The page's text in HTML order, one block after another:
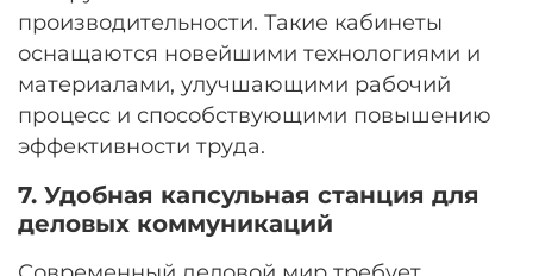
производительности. Такие кабинеты
оснащаются новейшими технологиями и
материалами, улучшающими рабочий
процесс и способствующими повышению
эффективности труда.
7. Удобная капсульная станция для
деловых коммуникаций